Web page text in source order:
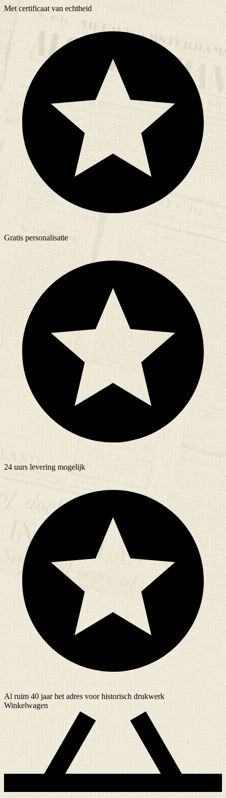
Met certificaat van echtheid
Gratis personalisatie
24 uurs levering mogelijk
Al ruim 40 jaarhet adres voor historisch drukwerk
Winkelwagen